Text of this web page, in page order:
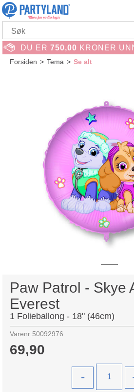
DU ER 750,00 KRONER
Forsiden>Tema>Se alt
Paw Patrol - Skye
Everest
1 Folieballong - 18" (46cm)
Varenr:50092976
69,90
-